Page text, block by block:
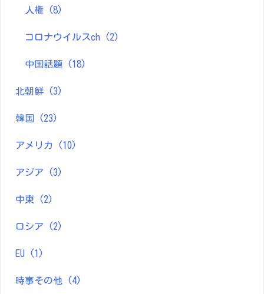
人権 (8)
コロナウイルスch (2)
中国話題 (18)
北朝鮮 (3)
韓国 (23)
アメリカ (10)
アジア (3)
中東 (2)
ロシア (2)
EU (1)
時事その他 (4)